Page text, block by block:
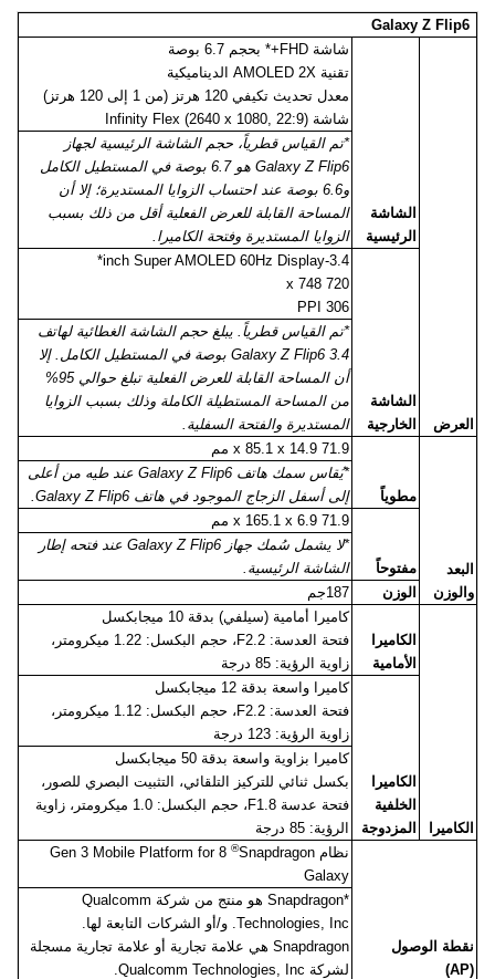
Galaxy Z Flip6
العرض
الشاشة
الرئيسية
شاشةFHD+* بحجم 6.7 بوصة
تقنية AMOLED 2X الديناميكية
معدل تحديث تكيفي 120 هرتز (من 1 إلى 120 هرتز)
شاشةInfinity Flex (2640 x 1080, 22:9)
*تم القياس قطرياً، حجم الشاشة الرئيسية لجهاز
Galaxy Z Flip6
هو 6.7 بوصة في المستطيل الكامل
و6.6 بوصة عند احتساب الزوايا المستديرة؛ إلا أن
المساحة القابلة للعرض الفعلية أقل من ذلك بسبب
الزوايا المستديرة وفتحة الكاميرا.
الشاشة
الخارجية
3.4-
inch Super AMOLED 60Hz Display
*
720
x 748
306
PPI
*تم القياس قطرياً. يبلغ حجم الشاشة الغطائية لهاتف
Galaxy Z Flip6 3.4 بوصة في المستطيل الكامل. إلا
أن المساحة القابلة للعرض الفعلية تبلغ حوالي 95%
من المساحة المستطيلة الكاملة وذلك بسبب الزوايا
المستديرة والفتحة السفلية.
البعد
والوزن
مطوياً
71.9
x 85.1 x 14.9 مم
*يُقاس سمك هاتفGalaxy Z Flip6 عند طيه من أعلى
إلى أسفل الزجاج الموجود في هاتفGalaxy Z Flip6
مفتوحاً
71.9
x 165.1 x 6.9 مم
*لا يشمل سُمك جهازGalaxy Z Flip6 عند فتحه إطار
الشاشة الرئيسية.
الوزن
187جم
الكاميرا
الكاميرا
الأمامية
كاميرا أمامية (سيلفي) بدقة 10 ميجابكسل
فتحة العدسة:F2.2
، حجم البكسل: 1.22 ميكرومتر،
زاوية الرؤية: 85 درجة
الكاميرا
الخلفية
المزدوجة
كاميرا واسعة بدقة 12 ميجابكسل
فتحة العدسة:F2.2
، حجم البكسل: 1.12 ميكرومتر،
زاوية الرؤية: 123 درجة
كاميرا بزاوية واسعة بدقة 50 ميجابكسل
بكسل ثنائي للتركيز التلقائي، التثبيت البصري للصور،
فتحة عدسةF1.8
، حجم البكسل: 1.0 ميكرومتر، زاوية
الرؤية: 85 درجة
نقطة الوصول
(
AP
)
نظامSnapdragon
®
8
Gen 3 Mobile Platform for
Galaxy
*
Snapdragon هو منتج من شركة Qualcomm
Technologies, Inc . و/أو الشركات التابعة لها.
Snapdragon هي علامة تجارية أو علامة تجارية مسجلة
لشركة Qualcomm Technologies, Inc